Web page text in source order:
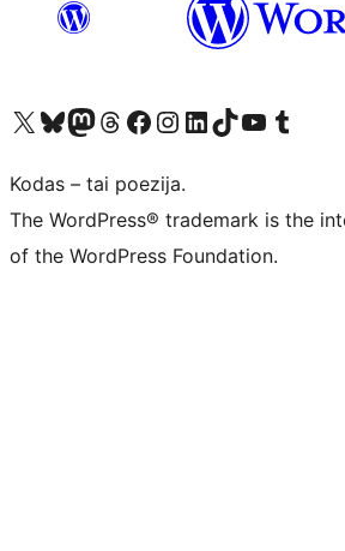
Visit our X (formerly Twitter) account
Apsilankykite mūsų Bluesky paskyroje
Visit our Mastodon account
Apsilankykite mūsų Threads paskyroje
Visit our Facebook page
Visit our Instagram account
Visit our LinkedIn account
Apsilankykite mūsų TikTok paskyroje
Visit our YouTube channel
Apsilankykite mūsų
Kodas – tai poezija.
The WordPress® trademark is the
of the WordPress Foundation.